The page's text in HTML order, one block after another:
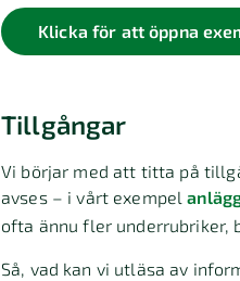
Klicka för att öppna
Tillgångar
Vi börjar med att titta på
avses – i vårt exempel
ofta ännu fler underrubriker,
Så, vad kan vi utläsa av